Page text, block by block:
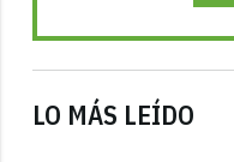
LO MÁS LEÍDO